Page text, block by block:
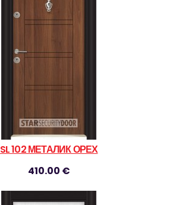
SL 102 МЕТАЛИК ОРЕХ
410.00 €